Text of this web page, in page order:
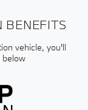
BENEFITS
vehicle, you'll
below